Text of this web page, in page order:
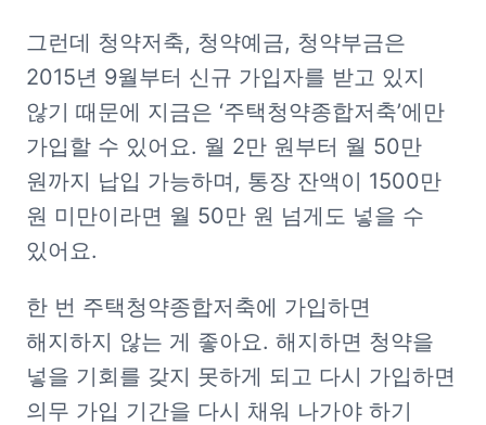
그런데 청약저축, 청약예금, 청약부금은
2015년 9월부터 신규 가입자를 받고 있지
않기 때문에 지금은 ‘주택청약종합저축’에만
가입할 수 있어요. 월 2만 원부터 월 50만
원까지 납입 가능하며, 통장 잔액이 1500만
원 미만이라면 월 50만 원 넘게도 넣을 수
있어요.
한 번 주택청약종합저축에 가입하면
해지하지 않는 게 좋아요. 해지하면 청약을
넣을 기회를 갖지 못하게 되고 다시 가입하면
의무 가입 기간을 다시 채워 나가야 하기